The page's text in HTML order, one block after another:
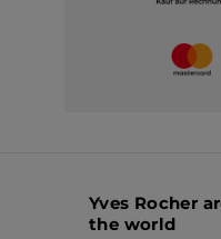
Yves Rocher
the world